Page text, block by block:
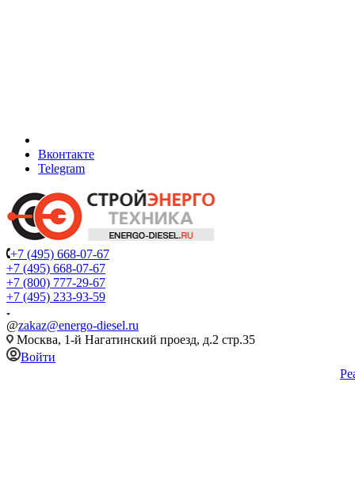
Вконтакте
Telegram
+7 (495) 668-07-67
+7 (495) 668-07-67
+7 (800) 777-29-67
+7 (495) 233-93-59
@zakaz@energo-diesel.ru
Москва, 1-й Нагатинский проезд, д.2 стр.35
Войти